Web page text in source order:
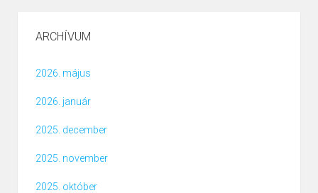
ARCHÍVUM
2026. május
2026. január
2025. december
2025. november
2025. október